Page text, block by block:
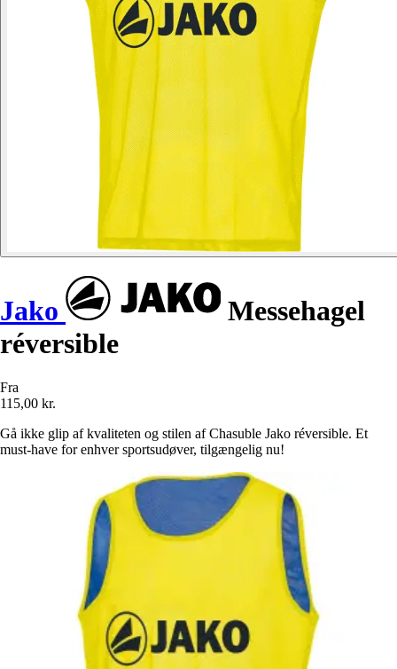
Jako
Messehagel
réversible
Fra
115,00 kr.
Gå ikke glip af kvaliteten og stilen af Chasuble Jako réversible. Et
must-have for enhver sportsudøver, tilgængelig nu!